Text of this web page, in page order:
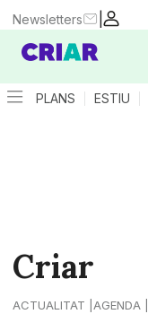
|
Newsletters
PLANS ESTIU
Criar
ACTUALITAT AGENDA